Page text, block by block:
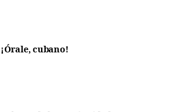
¡Órale, cubano!